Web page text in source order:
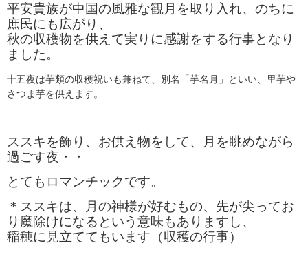
平安貴族が中国の風雅な観月を取り入れ、のちに
庶民にも広がり、
秋の収穫物を供えて実りに感謝をする行事となり
ました。
十五夜は芋類の収穫祝いも兼ねて、別名「芋名月」といい、里芋や
さつま芋を供えます。
ススキを飾り、お供え物をして、月を眺めながら
過ごす夜・・
とてもロマンチックです。
＊ススキは、月の神様が好むもの、先が尖ってお
り魔除けになるという意味もありますし、
稲穂に見立ててもいます（収穫の行事）